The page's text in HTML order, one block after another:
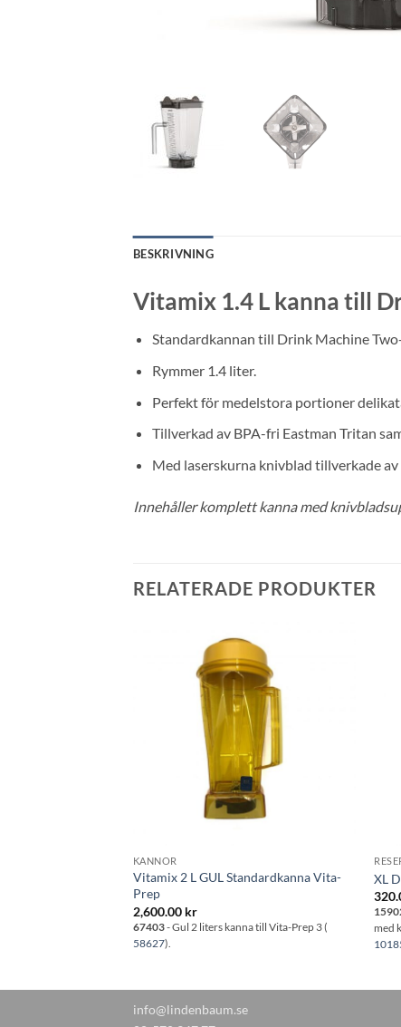
BESKRIVNING
Vitamix 1.4 L kanna till
Standardkannan till Drink Machine
Rymmer 1.4 liter.
Perfekt för medelstora portioner
Tillverkad av BPA-fri Eastman Tritan
Med laserskurna knivblad tillverkade
Innehåller komplett kanna med
RELATERADE PRODUKTER
KANNOR
Vitamix 2 L GUL Standardkanna Vita-
Prep
2,600.00 kr
67403- Gul 2 liters kanna till Vita-Prep 3 (
58627).
XL
med
info@lindenbaum.se